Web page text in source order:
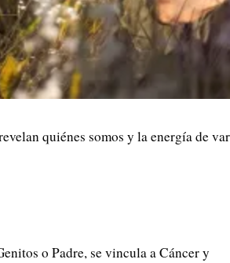
quiénes somos y la energía de
o Padre, se vincula a Cáncer y